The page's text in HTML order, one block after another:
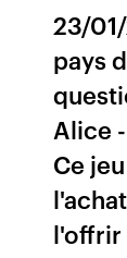
23/
pays
Alice
Ce
l'offrir